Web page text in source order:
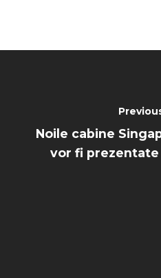
Noile cabine
vor fi prezentate